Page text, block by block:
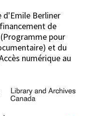
d'Emile Berliner
de
pour
et du
numérique au